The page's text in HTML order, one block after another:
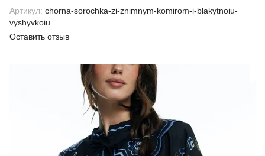
Артикул: chorna-sorochka-zi-znimnym-komirom-i-blakytnoiu-
vyshyvkoiu
Оставить отзыв